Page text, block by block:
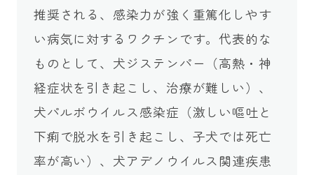
推奨される、感染力が強く重篤化しやす
い病気に対するワクチンです。代表的な
ものとして、犬ジステンパー（高熱・神
経症状を引き起こし、治療が難しい）、
犬パルボウイルス感染症（激しい嘔吐と
下痢で脱水を引き起こし、子犬では死亡
率が高い）、犬アデノウイルス関連疾患